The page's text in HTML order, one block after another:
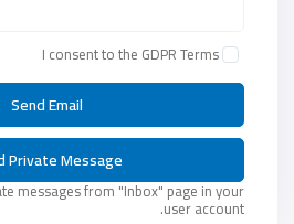
I consent to the GDPR Terms
messages from "Inbox" page in your
user account.